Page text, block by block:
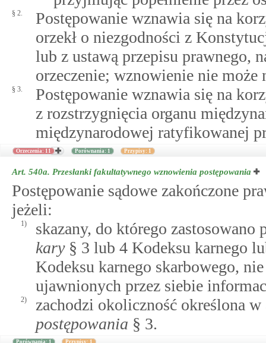
§ 2.
Postępowanie wznawia się na
orzekł o niezgodności z
lub z ustawą przepisu prawnego,
orzeczenie; wznowienie nie może
§ 3.
Postępowanie wznawia się na
z rozstrzygnięcia organu
międzynarodowej ratyfikowanej
Orzeczenia: 11 Porównania: 1 Przypisy: 1
Art. 540a. Przesłanki fakultatywnego wznowienia postępowania
Postępowanie sądowe zakończone
jeżeli:
1)
skazany, do którego zastosowano
kary§ 3 lub 4 Kodeksu karnego
Kodeksu karnego skarbowego,
ujawnionych przez siebie
2) zachodzi okoliczność określona w
postępowania § 3.
Porównania: 1 Przypisy: 1